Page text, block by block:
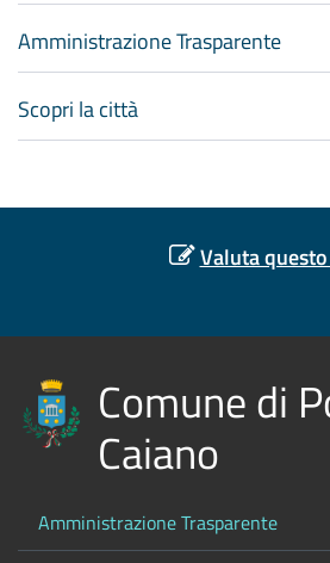
Amministrazione Trasparente
Scopri la città
Valuta
Comune di
Caiano
Amministrazione Trasparente